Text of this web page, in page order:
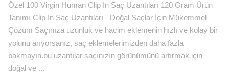
Özel 100 Virgin Human Clip In Saç Uzantıları 120 Gram Ürün
Tanımı Clip In Saç Uzantıları - Doğal Saçlar İçin Mükemmel
Çözüm Saçınıza uzunluk ve hacim eklemenin hızlı ve kolay bir
yolunu arıyorsanız, saç eklemelerimizden daha fazla
bakmayın.bu uzantılar saçınızın görünümünü artırmak için
doğal ve ...